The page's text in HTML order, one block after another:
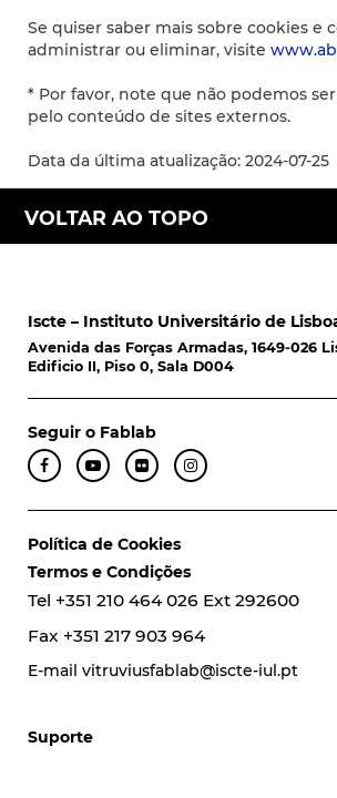
Se quiser saber mais sobre cookies e
administrar ou eliminar, visite
* Por favor, note que não podemos
pelo conteúdo de sites externos.
Data da última atualização: 2024-07-25
VOLTAR AO TOPO
Iscte – Instituto Universitário de
Avenida das Forças Armadas, 1649-026
Edificio II, Piso 0, Sala D004
Seguir o Fablab
Política de Cookies
Termos e Condições
Tel +351 210 464 026 Ext 292600
Fax +351 217 903 964
E-mail vitruviusfablab@iscte-iul.pt
Suporte